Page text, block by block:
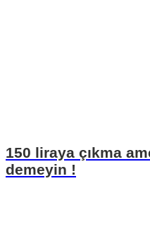
150 liraya çıkma
demeyin !